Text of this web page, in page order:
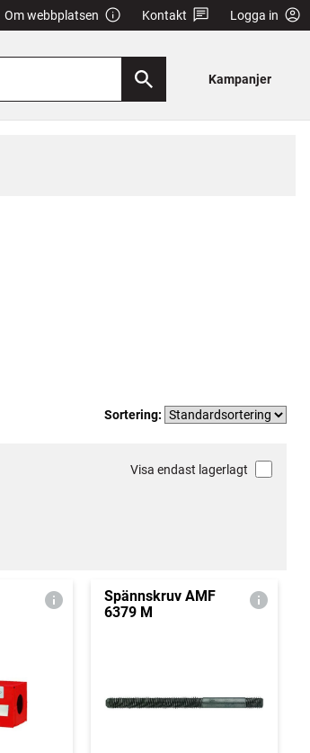
Om webbplatsen Kontakt Logga in
Kampanjer
Sortering:
Visa endast lagerlagt
Spännskruv AMF
6379 M